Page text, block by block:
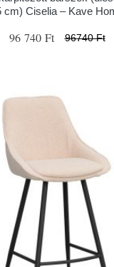
cm) Ciselia – Kave
96 740 Ft 96740 Ft